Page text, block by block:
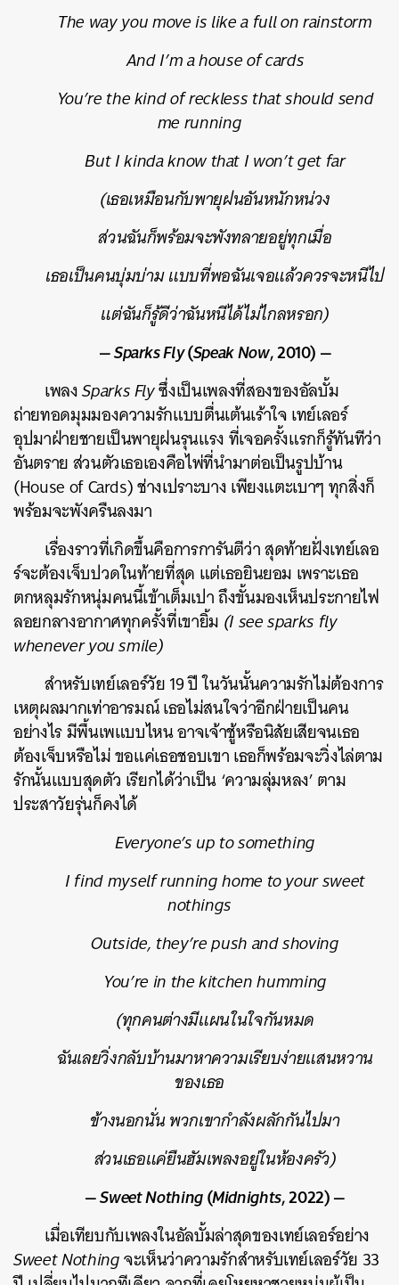
The way you move is like a full on rainstorm
And I’m a house of cards
You’re the kind of reckless that should send
me running
But I kinda know that I won’t get far
(เธอเหมือนกับพายุฝนอันหนักหน่วง
ส่วนฉันก็พร้อมจะพังทลายอยู่ทุกเมื่อ
เธอเป็นคนบุ่มบ่าม แบบที่พอฉันเจอแล้วควรจะหนีไป
แต่ฉันก็รู้ดีว่าฉันหนีได้ไม่ไกลหรอก)
—Sparks Fly(Speak Now, 2010) —
เพลงSparks Flyซึ่งเป็นเพลงที่สองของอัลบั้ม
ถ่ายทอดมุมมองความรักแบบตื่นเต้นเร้าใจ เทย์เลอร์
อุปมาฝ่ายชายเป็นพายุฝนรุนแรง ที่เจอครั้งแรกก็รู้ทันทีว่า
อันตราย ส่วนตัวเธอเองคือไพ่ที่นำมาต่อเป็นรูปบ้าน
(House of Cards) ช่างเปราะบาง เพียงแตะเบาๆ ทุกสิ่งก็
พร้อมจะพังครืนลงมา
เรื่องราวที่เกิดขึ้นคือการการันตีว่า สุดท้ายฝั่งเทย์เลอ
ร์จะต้องเจ็บปวดในท้ายที่สุด แต่เธอยินยอม เพราะเธอ
ตกหลุมรักหนุ่มคนนี้เข้าเต็มเปา ถึงขั้นมองเห็นประกายไฟ
ลอยกลางอากาศทุกครั้งที่เขายิ้ม (I see sparks fly
whenever you smile)
สำหรับเทย์เลอร์วัย 19 ปี ในวันนั้นความรักไม่ต้องการ
เหตุผลมากเท่าอารมณ์ เธอไม่สนใจว่าอีกฝ่ายเป็นคน
อย่างไร มีพื้นเพแบบไหน อาจเจ้าชู้หรือนิสัยเสียจนเธอ
ต้องเจ็บหรือไม่ ขอแค่เธอชอบเขา เธอก็พร้อมจะวิ่งไล่ตาม
รักนั้นแบบสุดตัว เรียกได้ว่าเป็น ‘ความลุ่มหลง’ ตาม
ประสาวัยรุ่นก็คงได้
Everyone’s up to something
I find myself running home to your sweet
nothings
Outside, they’re push and shoving
You’re in the kitchen humming
(ทุกคนต่างมีแผนในใจกันหมด
ฉันเลยวิ่งกลับบ้านมาหาความเรียบง่ายแสนหวาน
ของเธอ
ข้างนอกนั่น พวกเขากำลังผลักกันไปมา
ส่วนเธอแค่ยืนฮัมเพลงอยู่ในห้องครัว)
—Sweet Nothing(Midnights, 2022) —
เมื่อเทียบกับเพลงในอัลบั้มล่าสุดของเทย์เลอร์อย่าง
Sweet Nothingจะเห็นว่าความรักสำหรับเทย์เลอร์วัย 33